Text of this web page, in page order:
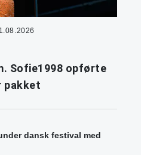
Sofie1998 opførte
pakket
dansk festival med